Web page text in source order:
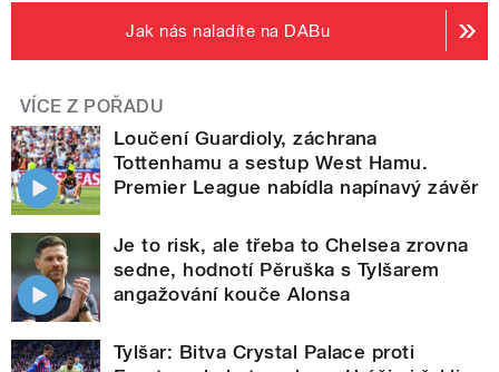
Jak nás naladíte na DABu
VÍCE Z POŘADU
Loučení Guardioly, záchrana
Tottenhamu a sestup West Hamu.
Premier League nabídla napínavý závěr
Je to risk, ale třeba to Chelsea zrovna
sedne, hodnotí Pěruška s Tylšarem
angažování kouče Alonsa
Tylšar: Bitva Crystal Palace proti